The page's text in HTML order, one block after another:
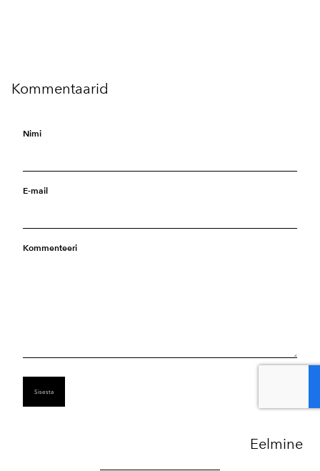
Kommentaarid
Nimi
E-mail
Kommenteeri
Eelmine